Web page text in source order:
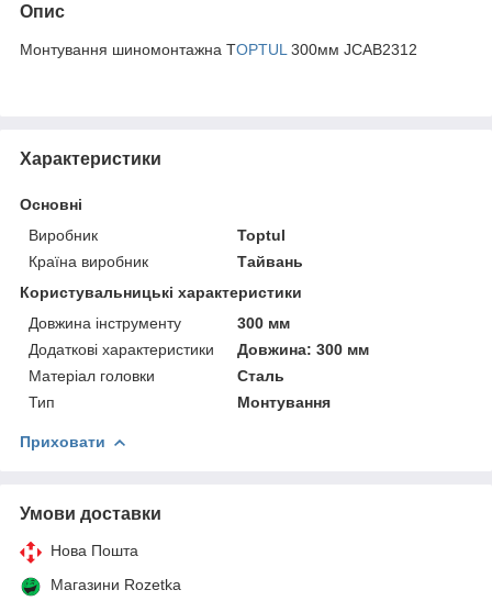
Опис
Монтування шиномонтажна TOPTUL 300мм JCAB2312
Характеристики
Основні
Виробник
Toptul
Країна виробник
Тайвань
Користувальницькі характеристики
Довжина інструменту
300 мм
Додаткові характеристики
Довжина: 300 мм
Матеріал головки
Сталь
Тип
Монтування
Приховати
Умови доставки
Нова Пошта
Магазини Rozetka